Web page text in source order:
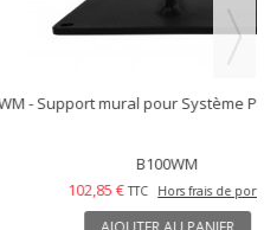
Système Photo d’identité...
frais de port